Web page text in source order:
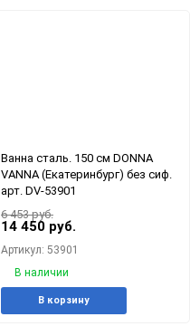
Ванна сталь. 150 см DONNA
VANNA (Екатеринбург) без сиф.
арт. DV-53901
6 453 руб.
14 450 руб.
Артикул: 53901
В наличии
В корзину